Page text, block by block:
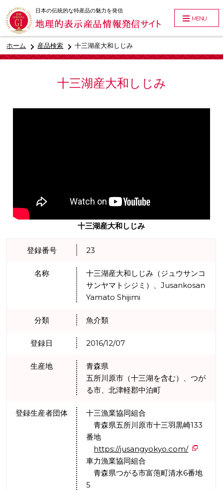
ホーム 産品検索 十三湖産大和しじみ
十三湖産大和しじみ
十三湖産大和しじみ
登録番号 23
名称
十三湖産大和しじみ（ジュウサンコ
サンヤマトシジミ）、Jusankosan
Yamato Shijimi
分類 魚介類
登録日 2016/12/07
生産地
青森県
五所川原市（十三湖を含む）、つが
る市、北津軽郡中泊町
登録生産者団体
十三漁業協同組合
青森県五所川原市十三羽黒崎133
番地
https://jusangyokyo.com/
車力漁業協同組合
青森県つがる市富萢町清水6番地
5
日本の伝統的な特産品の魅力を発信
MENU